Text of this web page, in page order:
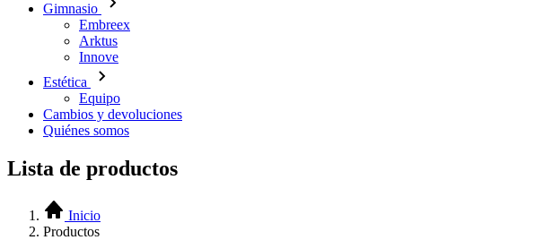
Gimnasio
Embreex
Arktus
Innove
Estética
Equipo
Cambios y devoluciones
Quiénes somos
Lista de productos
Inicio
Productos